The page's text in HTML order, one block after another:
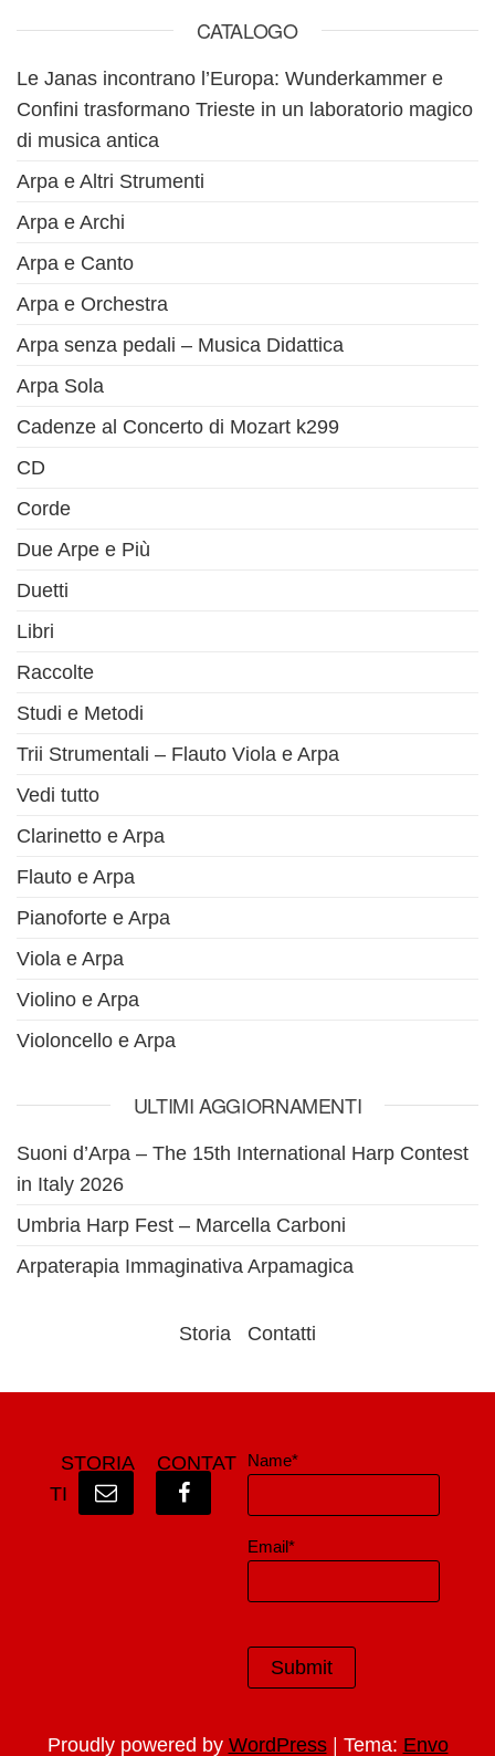
CATALOGO
Le Janas incontrano l’Europa: Wunderkammer e
Confini trasformano Trieste in un laboratorio magico
di musica antica
Arpa e Altri Strumenti
Arpa e Archi
Arpa e Canto
Arpa e Orchestra
Arpa senza pedali – Musica Didattica
Arpa Sola
Cadenze al Concerto di Mozart k299
CD
Corde
Due Arpe e Più
Duetti
Libri
Raccolte
Studi e Metodi
Trii Strumentali – Flauto Viola e Arpa
Vedi tutto
Clarinetto e Arpa
Flauto e Arpa
Pianoforte e Arpa
Viola e Arpa
Violino e Arpa
Violoncello e Arpa
ULTIMI AGGIORNAMENTI
Suoni d’Arpa – The 15th International Harp Contest
in Italy 2026
Umbria Harp Fest – Marcella Carboni
Arpaterapia Immaginativa Arpamagica
Storia Contatti
STORIA
CONTAT
TI
Name*
Email*
Proudly powered by WordPress | Tema: Envo